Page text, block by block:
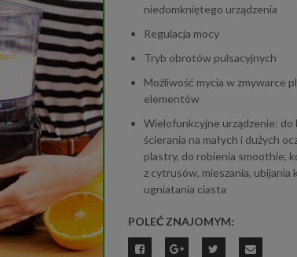
niedomkniętego urządzenia
Regulacja mocy
Tryb obrotów pulsacyjnych
Możliwość mycia w zmywarce
elementów
Wielofunkcyjne urządzenie: do
ścierania na małych i dużych
plastry, do robienia smoothie,
z cytrusów, mieszania, ubijania
ugniatania ciasta
POLEĆ ZNAJOMYM: